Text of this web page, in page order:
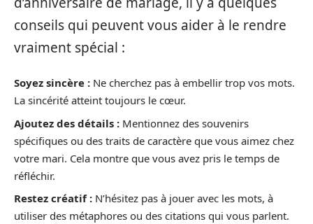
conseils qui peuvent vous aider à le rendre
vraiment spécial :
Soyez sincère : Ne cherchez pas à embellir trop vos mots.
La sincérité atteint toujours le cœur.
Ajoutez des détails : Mentionnez des souvenirs
spécifiques ou des traits de caractère que vous aimez chez
votre mari. Cela montre que vous avez pris le temps de
réfléchir.
Restez créatif : N’hésitez pas à jouer avec les mots, à
utiliser des métaphores ou des citations qui vous parlent.